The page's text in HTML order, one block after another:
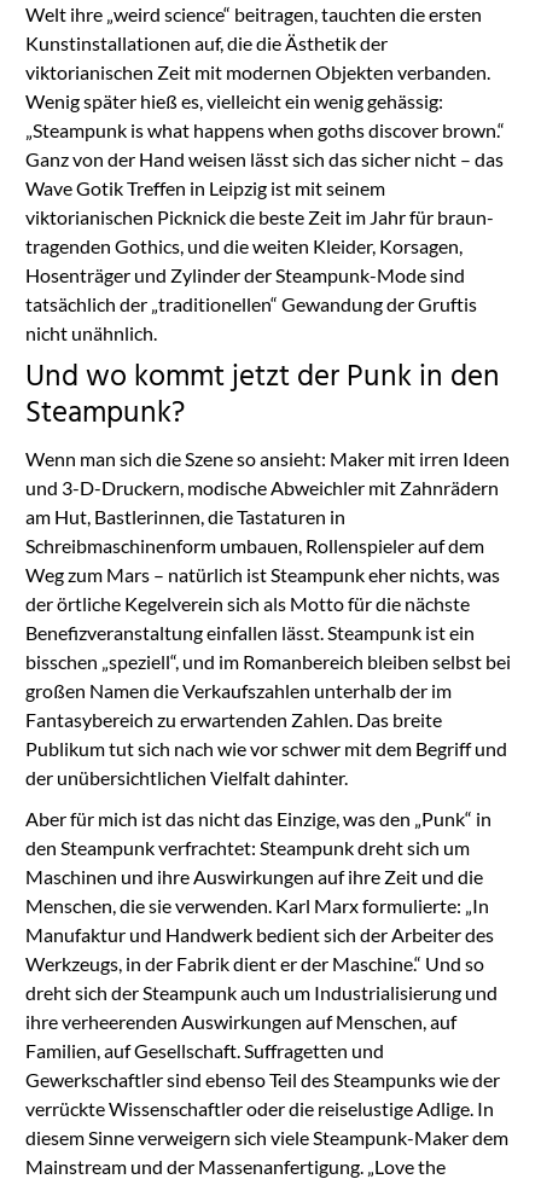
Welt ihre „weird science“ beitragen, tauchten die ersten
Kunstinstallationen auf, die die Ästhetik der
viktorianischen Zeit mit modernen Objekten verbanden.
Wenig später hieß es, vielleicht ein wenig gehässig:
„Steampunk is what happens when goths discover brown.“
Ganz von der Hand weisen lässt sich das sicher nicht – das
Wave Gotik Treffen in Leipzig ist mit seinem
viktorianischen Picknick die beste Zeit im Jahr für braun-
tragenden Gothics, und die weiten Kleider, Korsagen,
Hosenträger und Zylinder der Steampunk-Mode sind
tatsächlich der „traditionellen“ Gewandung der Gruftis
nicht unähnlich.
Und wo kommt jetzt der Punk in den
Steampunk?
Wenn man sich die Szene so ansieht: Maker mit irren Ideen
und 3-D-Druckern, modische Abweichler mit Zahnrädern
am Hut, Bastlerinnen, die Tastaturen in
Schreibmaschinenform umbauen, Rollenspieler auf dem
Weg zum Mars – natürlich ist Steampunk eher nichts, was
der örtliche Kegelverein sich als Motto für die nächste
Benefizveranstaltung einfallen lässt. Steampunk ist ein
bisschen „speziell“, und im Romanbereich bleiben selbst bei
großen Namen die Verkaufszahlen unterhalb der im
Fantasybereich zu erwartenden Zahlen. Das breite
Publikum tut sich nach wie vor schwer mit dem Begriff und
der unübersichtlichen Vielfalt dahinter.
Aber für mich ist das nicht das Einzige, was den „Punk“ in
den Steampunk verfrachtet: Steampunk dreht sich um
Maschinen und ihre Auswirkungen auf ihre Zeit und die
Menschen, die sie verwenden. Karl Marx formulierte: „In
Manufaktur und Handwerk bedient sich der Arbeiter des
Werkzeugs, in der Fabrik dient er der Maschine.“ Und so
dreht sich der Steampunk auch um Industrialisierung und
ihre verheerenden Auswirkungen auf Menschen, auf
Familien, auf Gesellschaft. Suffragetten und
Gewerkschaftler sind ebenso Teil des Steampunks wie der
verrückte Wissenschaftler oder die reiselustige Adlige. In
diesem Sinne verweigern sich viele Steampunk-Maker dem
Mainstream und der Massenanfertigung. „Love the